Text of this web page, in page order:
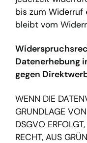
bis zum
bleibt vom
Datenerhebung
gegen
WENN DIE
GRUNDLAGE
DSGVO
RECHT, AUS